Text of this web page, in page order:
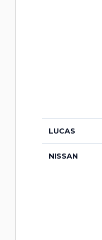
LUCAS
NISSAN